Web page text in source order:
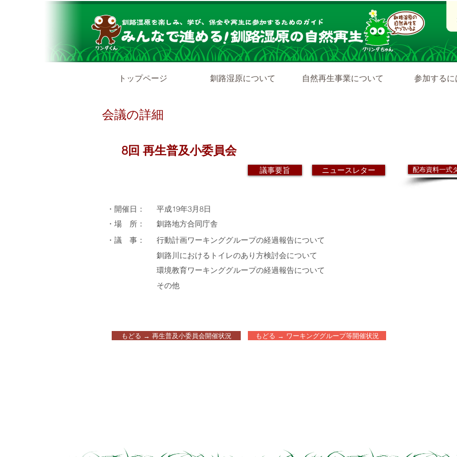
トップページ 釧路湿原について 自然再生事業について 参加する
会議の詳細
8回 再生普及小委員会
議事要旨 ニュースレター
・開催日：
平成19年3月8日
・場 所：
釧路地方合同庁舎
・議 事：
行動計画ワーキンググループの経過報告について
釧路川におけるトイレのあり方検討会について
環境教育ワーキンググループの経過報告について
その他
もどる → 再生普及小委員会開催状況 もどる → ワーキンググループ等開催状況
配布資料一式